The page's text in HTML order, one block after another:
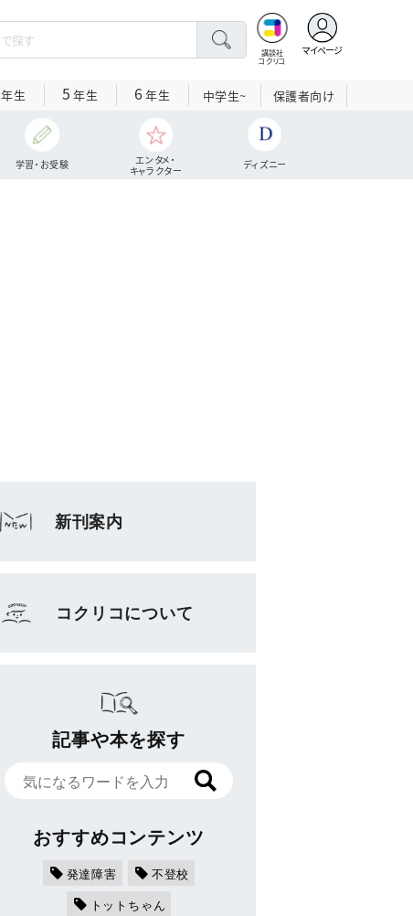
講談社
コクリコ
マイページ
年生 5 年生 6 年生 中学生~ 保護者向け
学習・お受験
エンタメ・
キャラクター
ディズニー
新刊案内
コクリコについて
記事や本を探す
おすすめコンテンツ
発達障害
不登校
トットちゃん